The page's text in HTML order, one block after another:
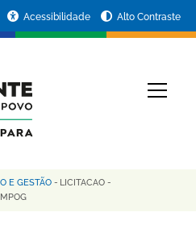
Acessibilidade Alto Contraste
E GESTÃO - LICITACAO -